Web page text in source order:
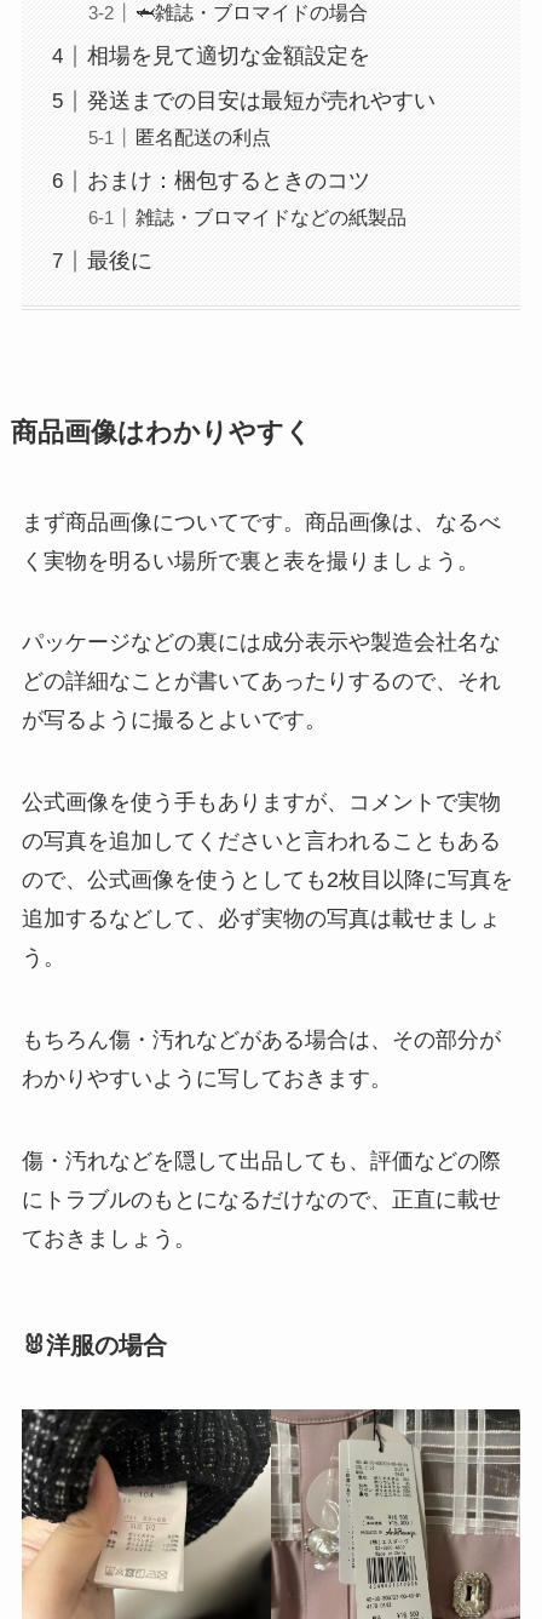
🦈雑誌・ブロマイドの場合
相場を見て適切な金額設定を
発送までの目安は最短が売れやすい
匿名配送の利点
おまけ：梱包するときのコツ
雑誌・ブロマイドなどの紙製品
最後に
商品画像はわかりやすく
まず商品画像についてです。商品画像は、なるべ
く実物を明るい場所で裏と表を撮りましょう。
パッケージなどの裏には成分表示や製造会社名な
どの詳細なことが書いてあったりするので、それ
が写るように撮るとよいです。
公式画像を使う手もありますが、コメントで実物
の写真を追加してくださいと言われることもある
ので、公式画像を使うとしても2枚目以降に写真を
追加するなどして、必ず実物の写真は載せましょ
う。
もちろん傷・汚れなどがある場合は、その部分が
わかりやすいように写しておきます。
傷・汚れなどを隠して出品しても、評価などの際
にトラブルのもとになるだけなので、正直に載せ
ておきましょう。
🐰洋服の場合